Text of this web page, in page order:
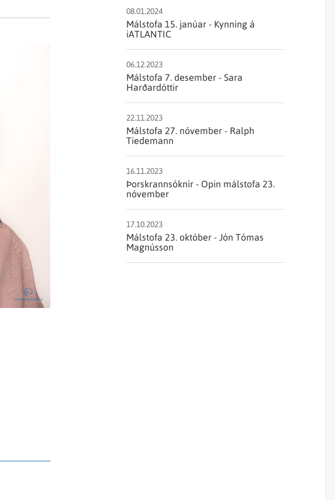
08.01.2024
Málstofa 15. janúar - Kynning á
iATLANTIC
06.12.2023
Málstofa 7. desember - Sara
Harðardóttir
22.11.2023
Málstofa 27. nóvember - Ralph
Tiedemann
16.11.2023
Þorskrannsóknir - Opin málstofa 23.
nóvember
17.10.2023
Málstofa 23. október - Jón Tómas
Magnússon